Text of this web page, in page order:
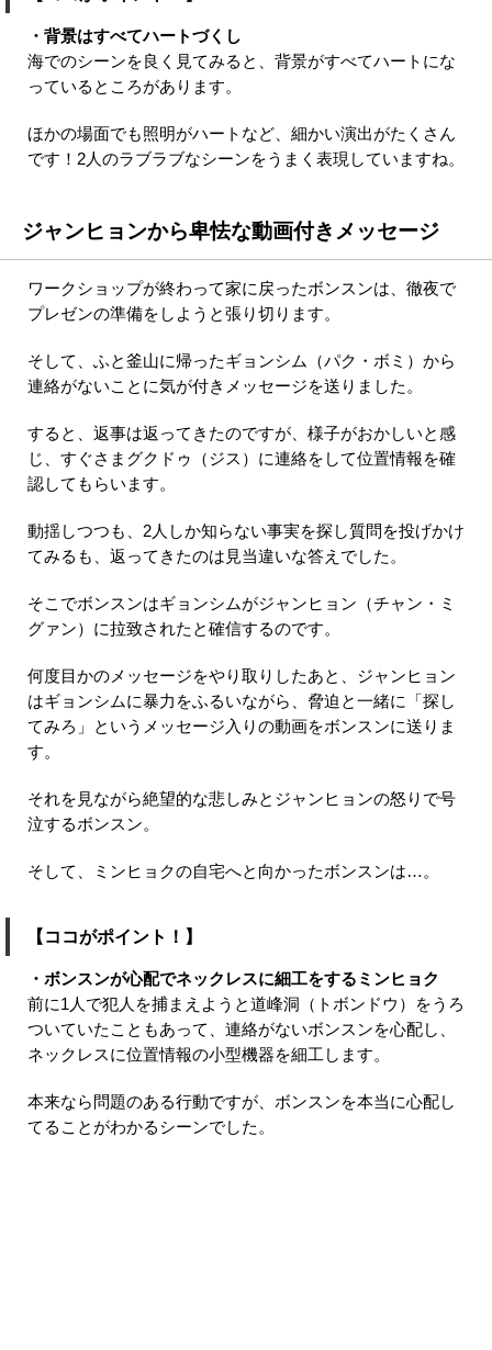
・背景はすべてハートづくし
海でのシーンを良く見てみると、背景がすべてハートにな
っているところがあります。
ほかの場面でも照明がハートなど、細かい演出がたくさん
です！2人のラブラブなシーンをうまく表現していますね。
ジャンヒョンから卑怯な動画付きメッセージ
ワークショップが終わって家に戻ったボンスンは、徹夜で
プレゼンの準備をしようと張り切ります。
そして、ふと釜山に帰ったギョンシム（パク・ボミ）から
連絡がないことに気が付きメッセージを送りました。
すると、返事は返ってきたのですが、様子がおかしいと感
じ、すぐさまグクドゥ（ジス）に連絡をして位置情報を確
認してもらいます。
動揺しつつも、2人しか知らない事実を探し質問を投げかけ
てみるも、返ってきたのは見当違いな答えでした。
そこでボンスンはギョンシムがジャンヒョン（チャン・ミ
グァン）に拉致されたと確信するのです。
何度目かのメッセージをやり取りしたあと、ジャンヒョン
はギョンシムに暴力をふるいながら、脅迫と一緒に「探し
てみろ」というメッセージ入りの動画をボンスンに送りま
す。
それを見ながら絶望的な悲しみとジャンヒョンの怒りで号
泣するボンスン。
そして、ミンヒョクの自宅へと向かったボンスンは…。
【ココがポイント！】
・ボンスンが心配でネックレスに細工をするミンヒョク
前に1人で犯人を捕まえようと道峰洞（トボンドウ）をうろ
ついていたこともあって、連絡がないボンスンを心配し、
ネックレスに位置情報の小型機器を細工します。
本来なら問題のある行動ですが、ボンスンを本当に心配し
てることがわかるシーンでした。